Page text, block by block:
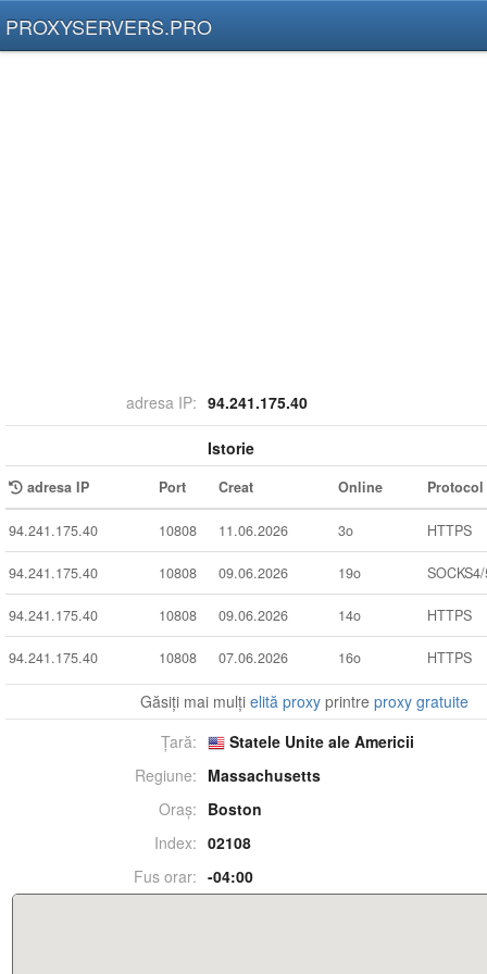
PROXYSERVERS.PRO
adresa IP: 94.241.175.40
Istorie
adresa IP Port Creat Online Protocol
94.241.175.40 10808 11.06.2026 3o HTTPS
94.241.175.40 10808 09.06.2026 19o
94.241.175.40 10808 09.06.2026 14o HTTPS
94.241.175.40 10808 07.06.2026 16o HTTPS
Găsiți mai mulți elită proxyprintre proxy gratuite
Țară:
Statele Unite ale Americii
Regiune: Massachusetts
Oraș: Boston
Index: 02108
Fus orar: -04:00